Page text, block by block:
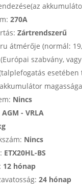
270A
Zártrendszerű
átmérője (normál:
szabvány,
Nincs
AGM - VRLA
Nincs
ETX20HL-BS
12 hónap
24 hónap